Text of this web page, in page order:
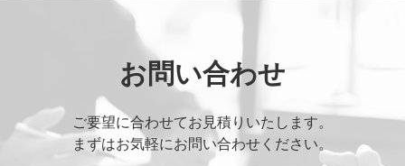
お問い合わせ
ご要望に合わせてお見積りいたします。
まずはお気軽にお問い合わせください。